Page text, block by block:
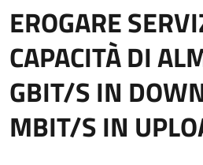
EROGARE
CAPACITÀ DI
GBIT/S IN
MBIT/S IN